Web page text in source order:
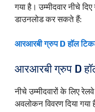
गया है। उम्मीदवार नीचे
डाउनलोड कर सकते हैं:
आरआरबी ग्रुप D हॉल
आरआरबी ग्रुप D
नीचे उम्मीदवारों के लिए
अवलोकन विवरण दिया गया